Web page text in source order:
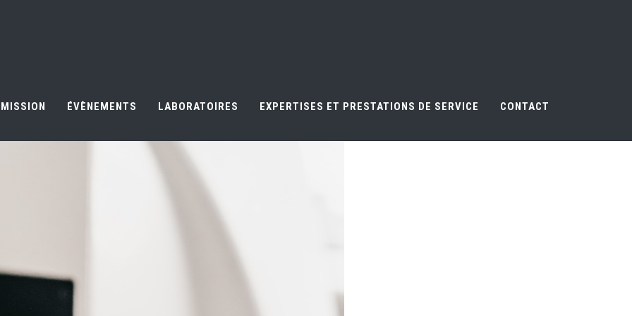
MISSION ÉVÈNEMENTS LABORATOIRES EXPERTISES ET PRESTATIONS DE SERVICE CONTACT